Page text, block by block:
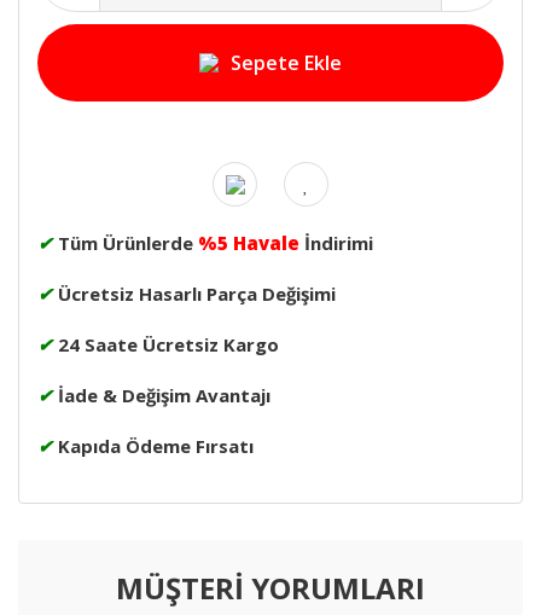
Sepete Ekle
✔ Tüm Ürünlerde %5 Havale İndirimi
✔ Ücretsiz Hasarlı Parça Değişimi
✔ 24 Saate Ücretsiz Kargo
✔ İade & Değişim Avantajı
✔ Kapıda Ödeme Fırsatı
MÜŞTERİ YORUMLARI